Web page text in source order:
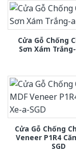
Cửa Gỗ Chống
Sơn Xám
Cửa Gỗ Chống
Veneer P1R4
SGD